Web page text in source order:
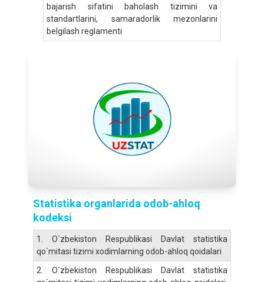
bajarish sifatini baholash tizimini va
standartlarini, samaradorlik mezonlarini
belgilash reglamenti
Statistika organlarida odob-ahloq
kodeksi
1. O`zbekiston Respublikasi Davlat statistika
qo`mitasi tizimi xodimlarning odob-ahloq qoidalari
2. O`zbekiston Respublikasi Davlat statistika